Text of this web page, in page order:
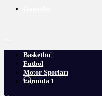
Basketbol
Futbol
Motor Sporları
Formula 1